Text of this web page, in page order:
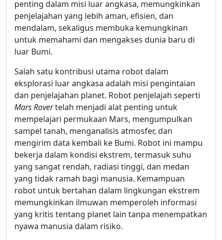
penting dalam misi luar angkasa, memungkinkan
penjelajahan yang lebih aman, efisien, dan
mendalam, sekaligus membuka kemungkinan
untuk memahami dan mengakses dunia baru di
luar Bumi.
Salah satu kontribusi utama robot dalam
eksplorasi luar angkasa adalah misi pengintaian
dan penjelajahan planet. Robot penjelajah seperti
Mars Rovertelah menjadi alat penting untuk
mempelajari permukaan Mars, mengumpulkan
sampel tanah, menganalisis atmosfer, dan
mengirim data kembali ke Bumi. Robot ini mampu
bekerja dalam kondisi ekstrem, termasuk suhu
yang sangat rendah, radiasi tinggi, dan medan
yang tidak ramah bagi manusia. Kemampuan
robot untuk bertahan dalam lingkungan ekstrem
memungkinkan ilmuwan memperoleh informasi
yang kritis tentang planet lain tanpa menempatkan
nyawa manusia dalam risiko.